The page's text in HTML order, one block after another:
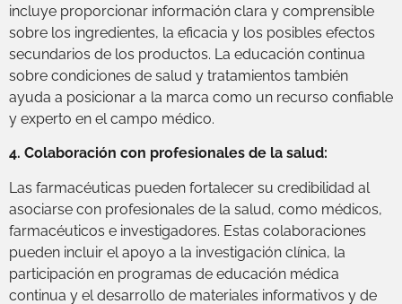
incluye proporcionar información clara y comprensible
sobre los ingredientes, la eficacia y los posibles efectos
secundarios de los productos. La educación continua
sobre condiciones de salud y tratamientos también
ayuda a posicionar a la marca como un recurso confiable
y experto en el campo médico.
4. Colaboración con profesionales de la salud:
Las farmacéuticas pueden fortalecer su credibilidad al
asociarse con profesionales de la salud, como médicos,
farmacéuticos e investigadores. Estas colaboraciones
pueden incluir el apoyo a la investigación clínica, la
participación en programas de educación médica
continua y el desarrollo de materiales informativos y de